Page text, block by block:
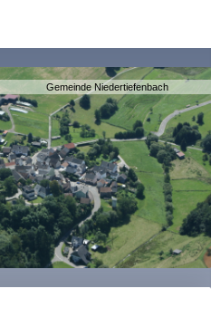
Gemeinde Niedertiefenbach